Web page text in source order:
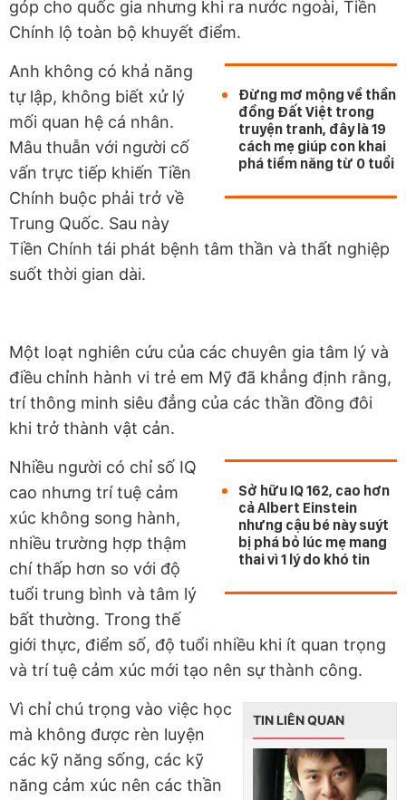
góp cho quốc gia nhưng khi ra nước ngoài, Tiền
Chính lộ toàn bộ khuyết điểm.
Đừng mơ mộng về thần
đồng Đất Việt trong
truyện tranh, đây là 19
cách mẹ giúp con khai
phá tiềm năng từ 0 tuổi
Anh không có khả năng
tự lập, không biết xử lý
mối quan hệ cá nhân.
Mâu thuẫn với người cố
vấn trực tiếp khiến Tiền
Chính buộc phải trở về
Trung Quốc. Sau này
Tiền Chính tái phát bệnh tâm thần và thất nghiệp
suốt thời gian dài.
Một loạt nghiên cứu của các chuyên gia tâm lý và
điều chỉnh hành vi trẻ em Mỹ đã khẳng định rằng,
trí thông minh siêu đẳng của các thần đồng đôi
khi trở thành vật cản.
Sở hữu IQ 162, cao hơn
cả Albert Einstein
nhưng cậu bé này suýt
bị phá bỏ lúc mẹ mang
thai vì 1 lý do khó tin
Nhiều người có chỉ số IQ
cao nhưng trí tuệ cảm
xúc không song hành,
nhiều trường hợp thậm
chí thấp hơn so với độ
tuổi trung bình và tâm lý
bất thường. Trong thế
giới thực, điểm số, độ tuổi nhiều khi ít quan trọng
và trí tuệ cảm xúc mới tạo nên sự thành công.
TIN LIÊN QUAN
Vì chỉ chú trọng vào việc học
mà không được rèn luyện
các kỹ năng sống, các kỹ
năng cảm xúc nên các thần